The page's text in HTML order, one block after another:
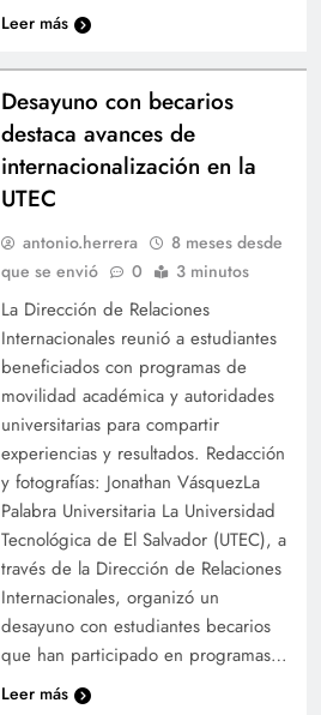
Leer más
Desayuno con becarios
destaca avances de
internacionalización en la
UTEC
antonio.herrera
8 meses desde
que se envió
0 3 minutos
La Dirección de Relaciones
Internacionales reunió a estudiantes
beneficiados con programas de
movilidad académica y autoridades
universitarias para compartir
experiencias y resultados. Redacción
y fotografías: Jonathan VásquezLa
Palabra Universitaria La Universidad
Tecnológica de El Salvador (UTEC), a
través de la Dirección de Relaciones
Internacionales, organizó un
desayuno con estudiantes becarios
que han participado en programas…
Leer más